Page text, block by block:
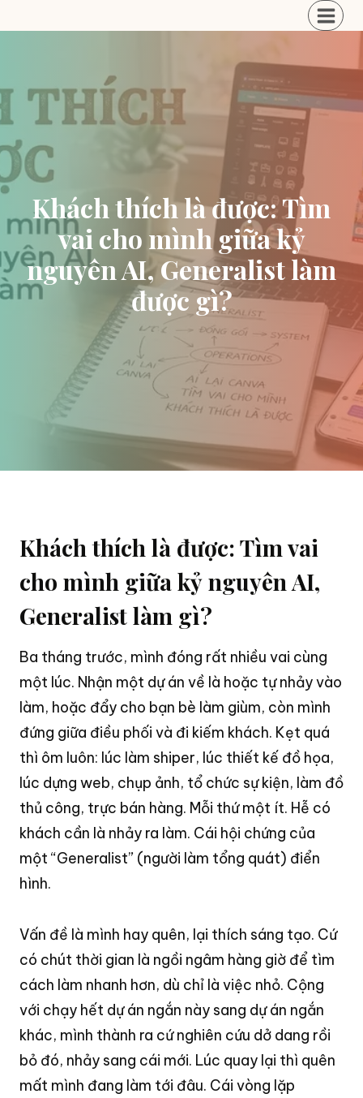
to
Khách thích là được: Tìm
vai cho mình giữa kỷ
nguyên AI, Generalist làm
được gì?
Khách thích là được: Tìm vai
cho mình giữa kỷ nguyên AI,
Generalist làm gì?
Ba tháng trước, mình đóng rất nhiều vai cùng
một lúc. Nhận một dự án về là hoặc tự nhảy vào
làm, hoặc đẩy cho bạn bè làm giùm, còn mình
đứng giữa điều phối và đi kiếm khách. Kẹt quá
thì ôm luôn: lúc làm shiper, lúc thiết kế đồ họa,
lúc dựng web, chụp ảnh, tổ chức sự kiện, làm đồ
thủ công, trực bán hàng. Mỗi thứ một ít. Hễ có
khách cần là nhảy ra làm. Cái hội chứng của
một “Generalist” (người làm tổng quát) điển
hình.
Vấn đề là mình hay quên, lại thích sáng tạo. Cứ
có chút thời gian là ngồi ngâm hàng giờ để tìm
cách làm nhanh hơn, dù chỉ là việc nhỏ. Cộng
với chạy hết dự án ngắn này sang dự án ngắn
khác, mình thành ra cứ nghiên cứu dở dang rồi
bỏ đó, nhảy sang cái mới. Lúc quay lại thì quên
mất mình đang làm tới đâu. Cái vòng lặp